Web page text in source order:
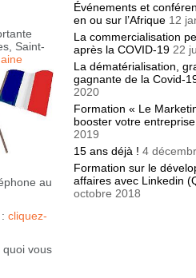
Saint-
au
cliquez-
quoi vous
Événements et
en ou sur l’Afrique 12
La commercialisation
après la COVID-19 22
La dématérialisation,
gagnante de la Covid-
2020
Formation « Le
booster votre
2019
15 ans déjà ! 4
Formation sur le
affaires avec Linkedin
octobre 2018